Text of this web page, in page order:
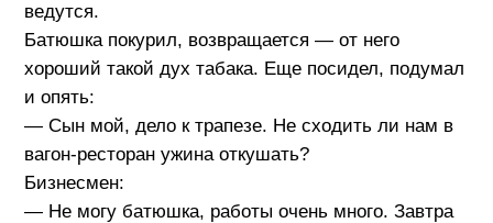
ведутся.
Батюшка покурил, возвращается — от него
хороший такой дух табака. Еще посидел, подумал
и опять:
— Сын мой, дело к трапезе. Не сходить ли нам в
вагон-ресторан ужина откушать?
Бизнесмен:
— Не могу батюшка, работы очень много. Завтра